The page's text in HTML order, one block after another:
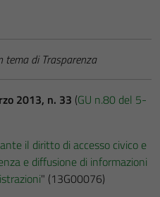
tema di Trasparenza
2013, n. 33 (GU n.80 del 5-
il diritto di accesso civico e
e diffusione di informazioni
" (13G00076)